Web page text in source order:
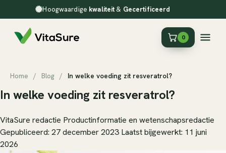
Hoogwaardige kwaliteit& Gecertificeerd
0
Home / Blog / In welke voeding zit resveratrol?
In welke voeding zit resveratrol?
VitaSure redactie Productinformatie en wetenschapsredactie
Gepubliceerd: 27 december 2023 Laatst bijgewerkt: 11 juni
2026